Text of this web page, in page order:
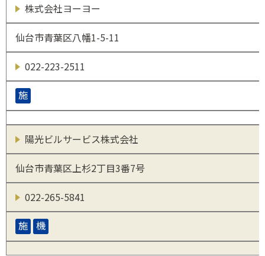
株式会社ヨーヨー
仙台市青葉区八幡1-5-11
022-223-2511
施
陽光ビルサービス株式会社
仙台市青葉区上杉2丁目3番7号
022-265-5841
施 機